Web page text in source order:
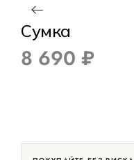
Сумка
8 690 ₽